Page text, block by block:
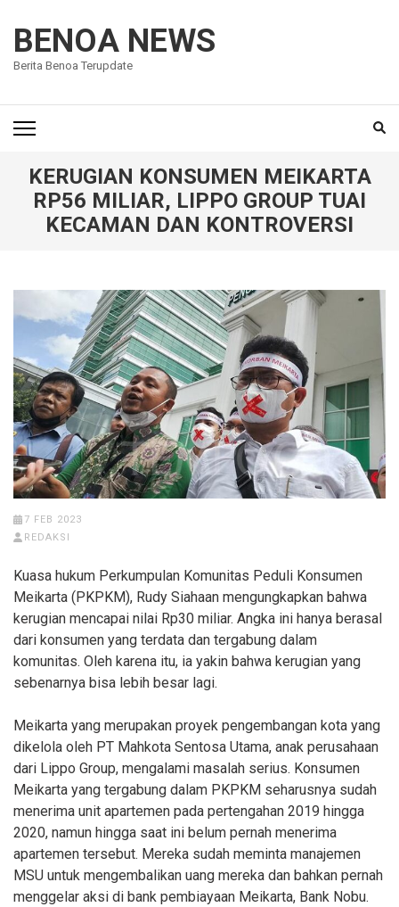
konten
(Tekan
BENOA NEWS
Berita Benoa Terupdate
KERUGIAN KONSUMEN MEIKARTA
RP56 MILIAR, LIPPO GROUP TUAI
KECAMAN DAN KONTROVERSI
7 FEB 2023
REDAKSI
Kuasa hukum Perkumpulan Komunitas Peduli Konsumen
Meikarta (PKPKM), Rudy Siahaan mengungkapkan bahwa
kerugian mencapai nilai Rp30 miliar. Angka ini hanya berasal
dari konsumen yang terdata dan tergabung dalam
komunitas. Oleh karena itu, ia yakin bahwa kerugian yang
sebenarnya bisa lebih besar lagi.
Meikarta yang merupakan proyek pengembangan kota yang
dikelola oleh PT Mahkota Sentosa Utama, anak perusahaan
dari Lippo Group, mengalami masalah serius. Konsumen
Meikarta yang tergabung dalam PKPKM seharusnya sudah
menerima unit apartemen pada pertengahan 2019 hingga
2020, namun hingga saat ini belum pernah menerima
apartemen tersebut. Mereka sudah meminta manajemen
MSU untuk mengembalikan uang mereka dan bahkan pernah
menggelar aksi di bank pembiayaan Meikarta, Bank Nobu.